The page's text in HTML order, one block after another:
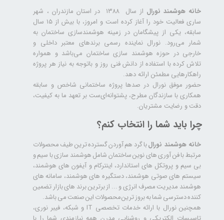
خانه هوشمند نورال
از سال ۱۳۸۸ در استان مازندران ، شهر
ساری فعالیت خود را آغاز کرده است و امروز، با بیش از ۱۵ سال
سابقه، یکی از پیشگامان در زمینه هوشمندسازی ساختمان به
شمار می‌رود. نورال نماینده رسمی برندهای معتبر داخلی و
خارجی در حوزه هوشمند سازی ساختمان می‌باشد و همواره
تلاش کرده با استفاده از دانش فنی روز و باتوجه به نیاز هر پروژه
راهکارهایی مطمئن ارائه دهد.
حضور موفق نورال در صدها پروژه‌ ساختمانی شاخص و سابقه
همکاری با سازندگان مطرح، پشتوانه‌ای‌ست بر تعهد ما به کیفیت،
دقت و رضایت مشتریان.
چرا باید شما را انتخاب کنم؟
خانه هوشمند نورالبا گرد هم آوردن گسترده ترین طیف محصولات
مرتبط با فن آوری های نوین ساختمان شامل هوشمند سازی با سیم و
بی سیم و پروتکل های استاندارد، اینترکام و آیفون های هوشمند،
سیستم های صوتی هوشمند، دستگیره های هوشمند، سامانه های
هوشمند مدیریت مصرف انرژی و ... از برترین برند های بازار تضمین
کننده دسترسی شما به بروز ترین محصولات این صنعت می باشد.
همچنین نورال با ارائه خدمات تخصصی IT و شبکه، فیبر نوری،